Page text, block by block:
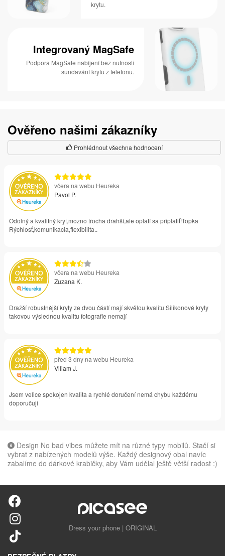
krytu.
Integrovaný MagSafe
Podpora MagSafe nabíjení bez nutnosti
sundavání krytu z telefonu.
Ověřeno našimi zákazníky
Prohlédnout všechna hodnocení
včera na webu Heureka
Pavol P.
Odolný a kvalitný kryt,možno trocha drahší,ale oplatí sa priplatiť!Topka
Rýchlosť,komunikacia,flexibilita..
včera na webu Heureka
Zuzana K.
Dražší robustnější kryty ze dvou částí mají skvělou kvalitu Silikonové kryty
takovou výslednou kvalitu fotografie nemají
před 3 dny na webu Heureka
Viliam J.
Jsem velice spokojen kvalita a rychlé doručení nemá chybu každému
doporučuji
Design No bad vibes můžete mít na různé typy mobilů. Stačí si
vybrat z nabízených modelů výše. Každý designový obal navíc
zabalíme do dárkové krabičky, aby Vám udělal ještě větší radost :)
Dress your phone | ORIGINAL